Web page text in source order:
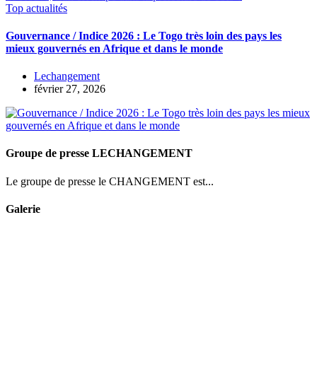
Top actualités
Gouvernance / Indice 2026 : Le Togo très loin des pays les
mieux gouvernés en Afrique et dans le monde
Lechangement
février 27, 2026
Groupe de presse LECHANGEMENT
Le groupe de presse le CHANGEMENT est...
Galerie